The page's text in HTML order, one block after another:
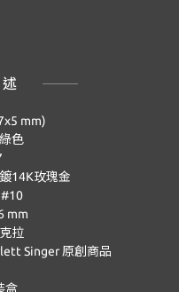
mm)
色
14K玫瑰金
#10
mm
克拉
Singer 原創商品
盒